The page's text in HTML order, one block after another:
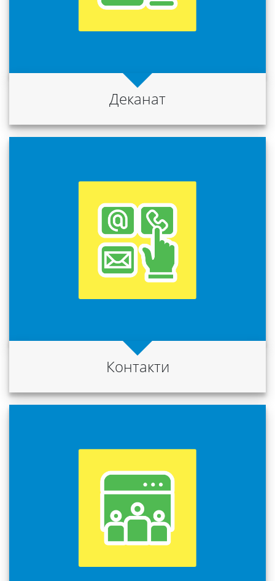
Міжнародна
Foreign
Students
ліцей
Деканат
Контакти